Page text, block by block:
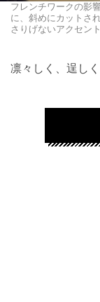
フレンチワークの影
に、斜めにカットさ
さりげないアクセント
凛々しく、逞し